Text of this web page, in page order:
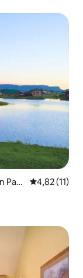
Pag
Calificación
4,82 (11)